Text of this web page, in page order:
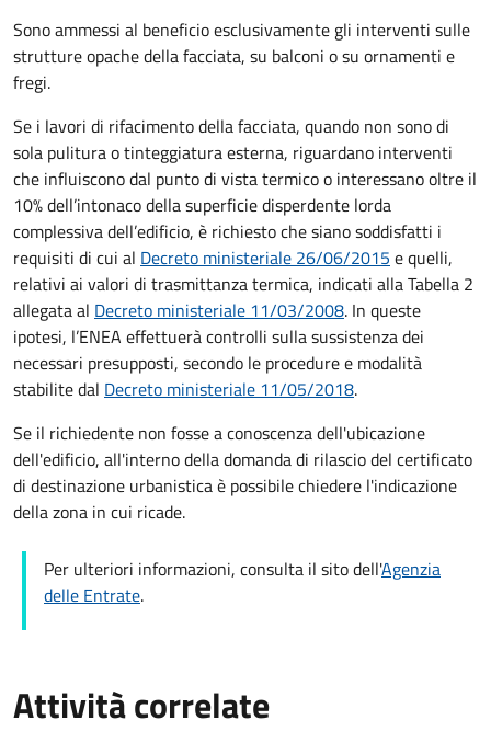
Sono ammessi al beneficio esclusivamente gli interventi sulle
strutture opache della facciata, su balconi o su ornamenti e
fregi.
Se i lavori di rifacimento della facciata, quando non sono di
sola pulitura o tinteggiatura esterna, riguardano interventi
che influiscono dal punto di vista termico o interessano oltre il
10% dell’intonaco della superficie disperdente lorda
complessiva dell’edificio, è richiesto che siano soddisfatti i
requisiti di cui al Decreto ministeriale 26/06/2015 e quelli,
relativi ai valori di trasmittanza termica, indicati alla Tabella 2
allegata al Decreto ministeriale 11/03/2008. In queste
ipotesi, l’ENEA effettuerà controlli sulla sussistenza dei
necessari presupposti, secondo le procedure e modalità
stabilite dal Decreto ministeriale 11/05/2018.
Se il richiedente non fosse a conoscenza dell'ubicazione
dell'edificio, all'interno della domanda di rilascio del certificato
di destinazione urbanistica è possibile chiedere l'indicazione
della zona in cui ricade.
Per ulteriori informazioni, consulta il sito dell'Agenzia
delle Entrate.
Attività correlate